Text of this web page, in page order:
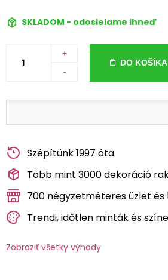
SKLADOM - odosielame ihneď
+
-
DO KOŠÍKA
Szépítünk 1997 óta
Több mint 3000 dekoráció
700 négyzetméteres üzlet
Trendi, időtlen minták és
Zobraziť všetky výhody